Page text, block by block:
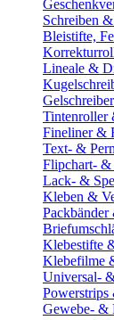
Schreiben
Bleistifte,
Lineale &
Tintenroller
Fineliner &
Text- &
Flipchart- &
Lack- &
Kleben &
Klebestifte
Klebefilme
Universal-
Powerstrips
Gewebe- &